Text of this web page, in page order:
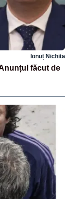
Ionuț Nichita
făcut de